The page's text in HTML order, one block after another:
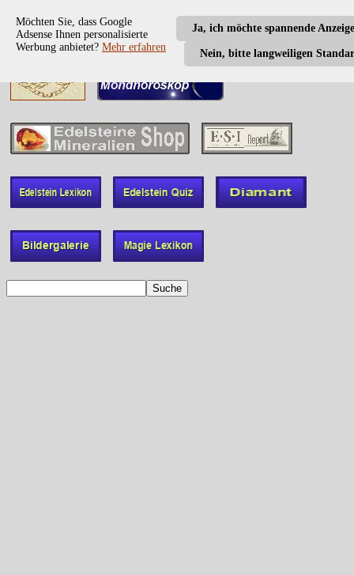
Ja, ich möchte spannende
Nein, bitte langweiligen
Möchten Sie, dass Google
Adsense Ihnen personalisierte
Werbung anbietet? Mehr erfahren